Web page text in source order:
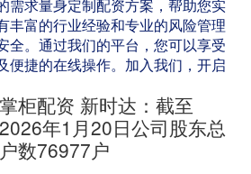
需求量身定制配资方案，帮助您实
丰富的行业经验和专业的风险管理
全。通过我们的平台，您可以享受
便捷的在线操作。加入我们，开启
掌柜配资 新时达：截至
2026年1月20日公司股东总
户数76977户